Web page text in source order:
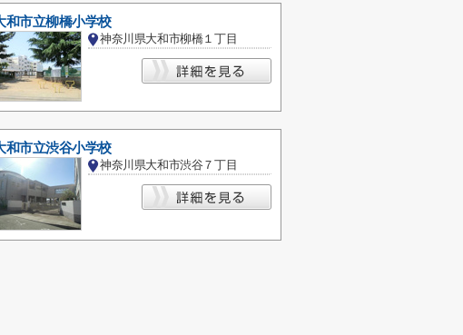
和市立柳橋小学校
神奈川県大和市柳橋１丁目
和市立渋谷小学校
神奈川県大和市渋谷７丁目